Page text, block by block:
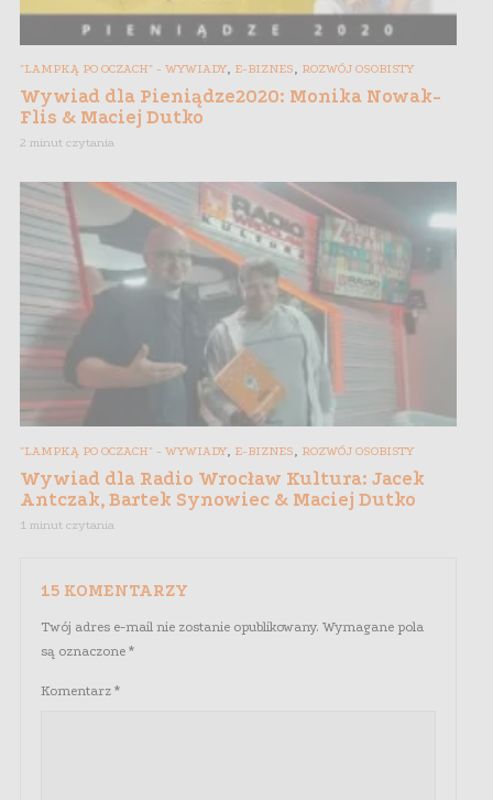
"LAMPKĄ PO OCZACH" - WYWIADY, E-BIZNES, ROZWÓJ OSOBISTY
Wywiad dla Pieniądze2020: Monika Nowak-
Flis & Maciej Dutko
2 minut czytania
"LAMPKĄ PO OCZACH" - WYWIADY, E-BIZNES ROZWÓJ OSOBISTY
Wywiad dla Radio Wrocław Kultura: Jacek
Antczak, Bartek Synowiec & Maciej Dutko
1 minut czytania
15 KOMENTARZY
Twój adres e-mail nie zostanie opublikowany. Wymagane pola
są oznaczone *
Komentarz *